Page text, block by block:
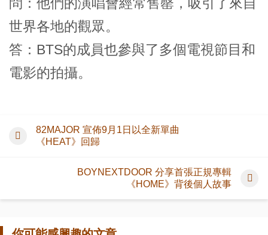
世界各地的觀眾。
答：BTS的成員也參與了多個電視節目和
電影的拍攝。
82MAJOR 宣佈9月1日以全新單曲
《HEAT》回歸
BOYNEXTDOOR 分享首張正規專輯
《HOME》背後個人故事